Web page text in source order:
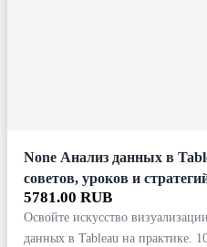
None Анализ данных в
советов, уроков и
5781.00 RUB
Освойте искусство
данных в Tableau на практике.